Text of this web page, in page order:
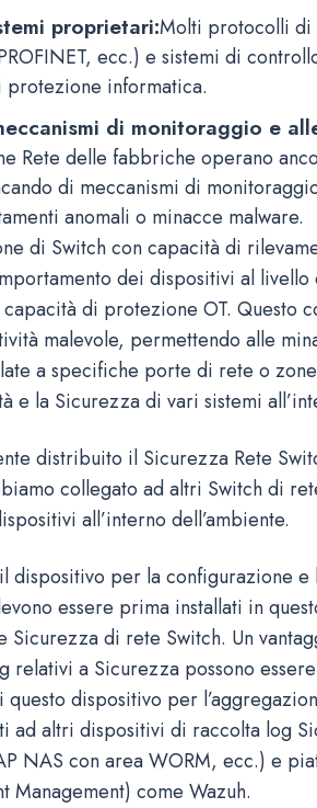
proprietari:Molti protocolli di
ecc.) e sistemi di
protezione informatica.
di monitoraggio e
Rete delle fabbriche operano
di meccanismi di
anomali o minacce malware.
di Switch con capacità di
dei dispositivi al
di protezione OT. Questo
malevole, permettendo alle
a specifiche porte di rete o
e la Sicurezza di vari sistemi
distribuito il Sicurezza Rete
collegato ad altri Switch di
all’interno dell’ambiente.
dispositivo per la configurazione e
essere prima installati in
Sicurezza di rete Switch. Un
relativi a Sicurezza possono
dispositivo per
ad altri dispositivi di raccolta log
NAS con area WORM, ecc.) e
Management) come Wazuh.